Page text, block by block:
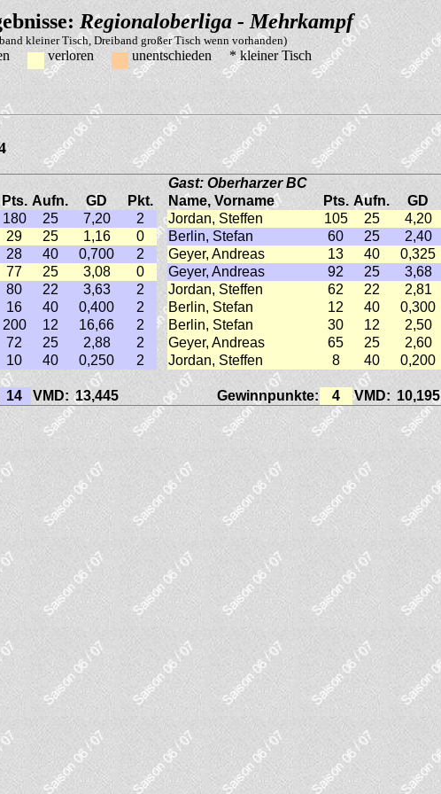
Regionaloberliga - Mehrkampf
kleiner Tisch, Dreiband großer Tisch wenn vorhanden)
verloren unentschieden * kleiner Tisch
Gast: Oberharzer BC
Pts. Aufn. GD Pkt. Name, Vorname Pts. Aufn. GD
180 25 7,20 2 Jordan, Steffen 105 25 4,20
29 25 1,16 0 Berlin, Stefan 60 25 2,40
28 40 0,700 2 Geyer, Andreas 13 40 0,325
77 25 3,08 0 Geyer, Andreas 92 25 3,68
80 22 3,63 2 Jordan, Steffen 62 22 2,81
16 40 0,400 2 Berlin, Stefan 12 40 0,300
200 12 16,66 2 Berlin, Stefan 30 12 2,50
72 25 2,88 2 Geyer, Andreas 65 25 2,60
10 40 0,250 2 Jordan, Steffen 8 40 0,200
14 VMD: 13,445 Gewinnpunkte: 4 VMD: 10,195